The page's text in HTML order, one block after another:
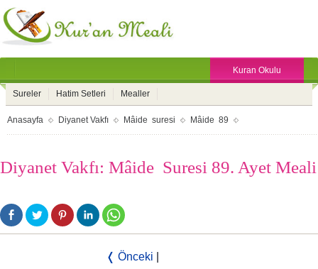
Kuran Okulu
Sureler Hatim Setleri Mealler
Anasayfa Diyanet Vakfı Mâide suresi Mâide 89
Diyanet Vakfı: Mâide Suresi 89. Ayet Meali
❬ Önceki